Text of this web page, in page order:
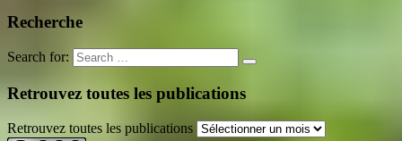
Recherche
Search for:
Retrouvez toutes les publications
Retrouvez toutes les publications